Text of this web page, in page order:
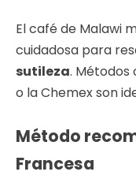
El café de Malawi
cuidadosa para
sutileza. Métodos
o la Chemex son
Método
Francesa